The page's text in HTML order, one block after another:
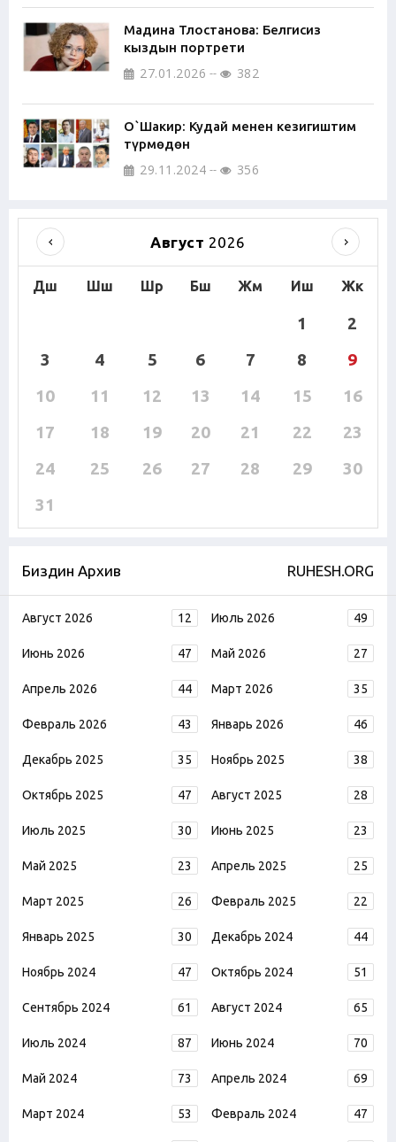
Мадина Тлостанова: Белгисиз
кыздын портрети
27.01.2026 382
О`Шакир: Кудай менен кезигиштим
түрмөдөн
29.11.2024 356
Август 2026
Дш Шш Шр Бш Жм Иш Жк
1
2
3
4 5 6 7 8
9
10
11 12 13 14 15
16
17
18 19 20 21 22
23
24
25 26 27 28 29
30
31
Биздин Архив RUHESH.ORG
Август 2026 12 Июль 2026 49
Июнь 2026 47 Май 2026 27
Апрель 2026 44 Март 2026 35
Февраль 2026 43 Январь 2026 46
Декабрь 2025 35 Ноябрь 2025 38
Октябрь 2025 47 Август 2025 28
Июль 2025 30 Июнь 2025 23
Май 2025 23 Апрель 2025 25
Март 2025 26 Февраль 2025 22
Январь 2025 30 Декабрь 2024 44
Ноябрь 2024 47 Октябрь 2024 51
Сентябрь 2024 61 Август 2024 65
Июль 2024 87 Июнь 2024 70
Май 2024 73 Апрель 2024 69
Март 2024 53 Февраль 2024 47